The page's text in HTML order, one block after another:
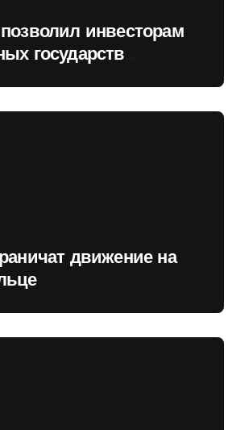
инвесторам
государств
движение на